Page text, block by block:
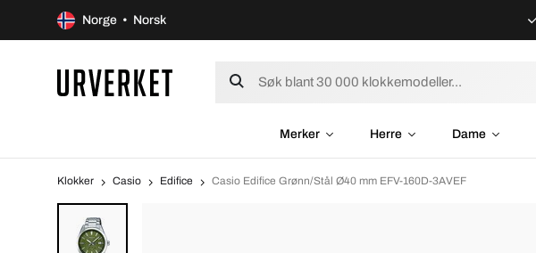
Norge • Norsk
Merker Herre Dame
Klokker Casio Edifice Casio Edifice Grønn/Stål Ø40 mm EFV-160D-3AVEF